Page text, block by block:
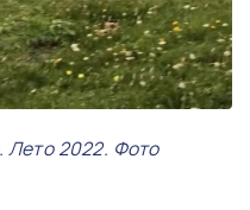
Лето 2022. Фото